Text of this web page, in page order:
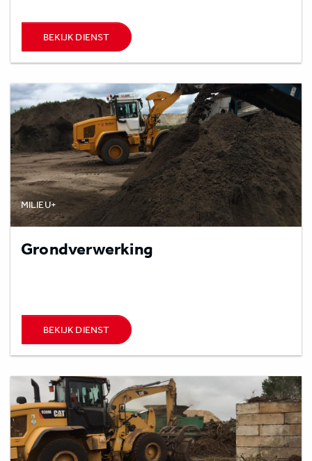
BEKIJK DIENST
MILIEU+
Grondverwerking
BEKIJK DIENST